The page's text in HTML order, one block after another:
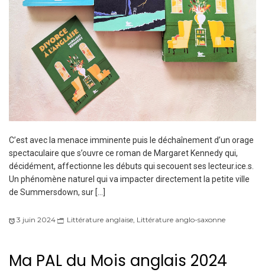
C’est avec la menace imminente puis le déchaînement d’un orage
spectaculaire que s’ouvre ce roman de Margaret Kennedy qui,
décidément, affectionne les débuts qui secouent ses lecteur.ice.s.
Un phénomène naturel qui va impacter directement la petite ville
de Summersdown, sur […]
3 juin 2024 Littérature anglaise, Littérature anglo-saxonne
Ma PAL du Mois anglais 2024